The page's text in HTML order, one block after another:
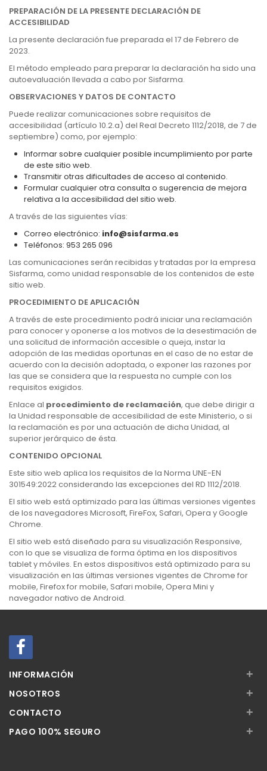
PREPARACIÓN DE LA PRESENTE DECLARACIÓN DE
ACCESIBILIDAD
La presente declaración fue preparada el 17 de Febrero de
2023.
El método empleado para preparar la declaración ha sido una
autoevaluación llevada a cabo por Sisfarma.
OBSERVACIONES Y DATOS DE CONTACTO
Puede realizar comunicaciones sobre requisitos de
accesibilidad (artículo 10.2.a) del Real Decreto 1112/2018, de 7 de
septiembre) como, por ejemplo:
Informar sobre cualquier posible incumplimiento por parte
de este sitio web.
Transmitir otras dificultades de acceso al contenido.
Formular cualquier otra consulta o sugerencia de mejora
relativa a la accesibilidad del sitio web.
A través de las siguientes vías:
Correo electrónico: info@sisfarma.es
Teléfonos: 953 265 096
Las comunicaciones serán recibidas y tratadas por la empresa
Sisfarma, como unidad responsable de los contenidos de este
sitio web.
PROCEDIMIENTO DE APLICACIÓN
A través de este procedimiento podrá iniciar una reclamación
para conocer y oponerse a los motivos de la desestimación de
una solicitud de información accesible o queja, instar la
adopción de las medidas oportunas en el caso de no estar de
acuerdo con la decisión adoptada, o exponer las razones por
las que se considera que la respuesta no cumple con los
requisitos exigidos.
Enlace al procedimiento de reclamación, que debe dirigir a
la Unidad responsable de accesibilidad de este Ministerio, o si
la reclamación es por una actuación de dicha Unidad, al
superior jerárquico de ésta.
CONTENIDO OPCIONAL
Este sitio web aplica los requisitos de la Norma UNE-EN
301549:2022 considerando las excepciones del RD 1112/2018.
El sitio web está optimizado para las últimas versiones vigentes
de los navegadores Microsoft, FireFox, Safari, Opera y Google
Chrome.
El sitio web está diseñado para su visualización Responsive,
con lo que se visualiza de forma óptima en los dispositivos
tablet y móviles. En estos dispositivos está optimizado para su
visualización en las últimas versiones vigentes de Chrome for
mobile, Firefox for mobile, Safari mobile, Opera Mini y
navegador nativo de Android.
INFORMACIÓN +
NOSOTROS +
CONTACTO +
PAGO 100% SEGURO +